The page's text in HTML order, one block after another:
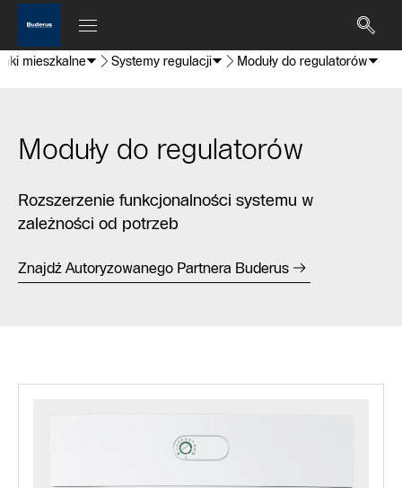
mieszkalne Systemy regulacji Moduły do regulatorów
Moduły do regulatorów
Rozszerzenie funkcjonalności systemu w
zależności od potrzeb
Znajdź Autoryzowanego Partnera Buderus